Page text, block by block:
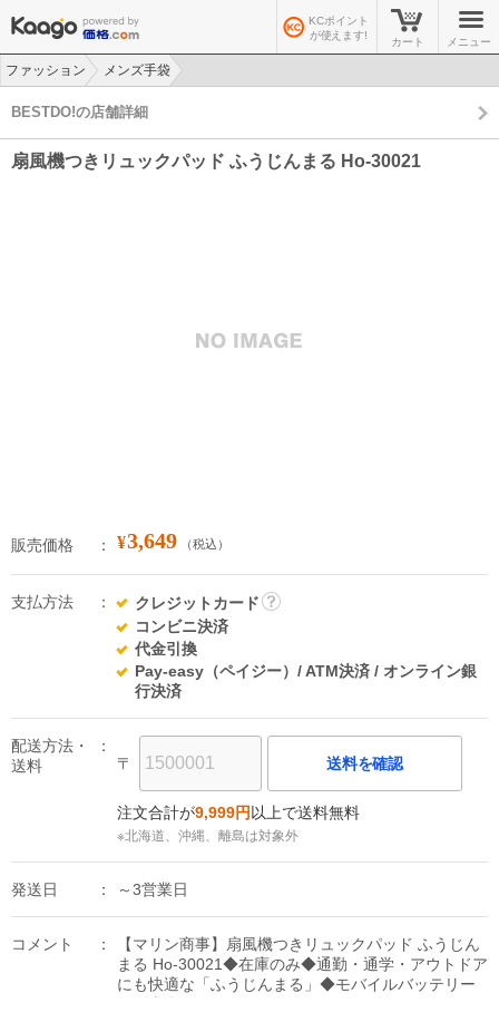
KCポイント
が使えます!
カート メニュー
ファッション
メンズ手袋
BESTDO!の店舗詳細
扇風機つきリュックパッド ふうじんまる Ho-30021
販売価格 ¥3,649 （税込）
支払方法
クレジットカード
コンビニ決済
代金引換
Pay-easy（ペイジー）/ ATM決済 / オンライン銀
行決済
配送方法・
送料
〒 送料を確認
注文合計が9,999円 以上で送料無料
※北海道、沖縄、離島は対象外
発送日 ～3営業日
コメント
【マリン商事】扇風機つきリュックパッド ふうじん
まる Ho-30021◆在庫のみ◆通勤・通学・アウトドア
にも快適な「ふうじんまる」◆モバイルバッテリー